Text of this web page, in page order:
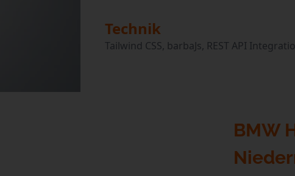
Tailwind CSS, barbaJs, REST API
Technik
BMW